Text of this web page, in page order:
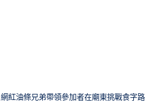
網紅油條兄弟帶領參加者在廟東挑戰食字